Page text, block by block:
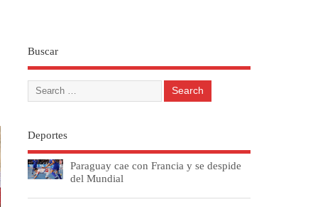
Buscar
Deportes
Paraguay cae con Francia y se despide
del Mundial